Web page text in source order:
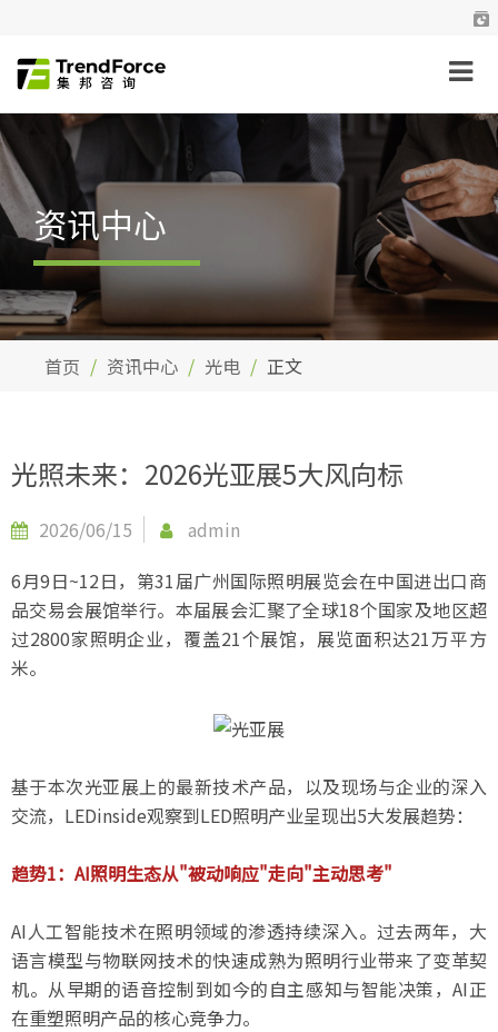
资讯中心
首页 资讯中心 光电 正文
光照未来：2026光亚展5大风向标
2026/06/15
admin
6月9日~12日，第31届广州国际照明展览会在中国进出口商
品交易会展馆举行。本届展会汇聚了全球18个国家及地区超
过2800家照明企业，覆盖21个展馆，展览面积达21万平方
米。
基于本次光亚展上的最新技术产品，以及现场与企业的深入
交流，LEDinside观察到LED照明产业呈现出5大发展趋势：
趋势1：AI照明生态从"被动响应"走向"主动思考"
AI人工智能技术在照明领域的渗透持续深入。过去两年，大
语言模型与物联网技术的快速成熟为照明行业带来了变革契
机。从早期的语音控制到如今的自主感知与智能决策，AI正
在重塑照明产品的核心竞争力。